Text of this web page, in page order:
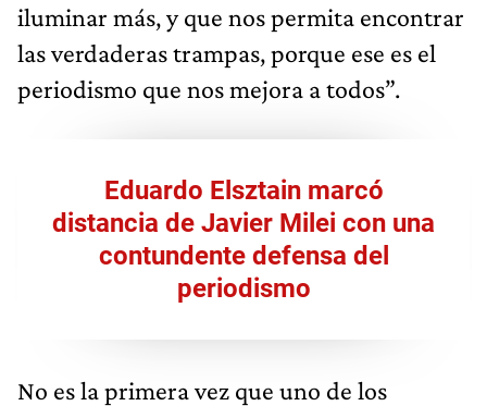
iluminar más, y que nos permita encontrar
las verdaderas trampas, porque ese es el
periodismo que nos mejora a todos”.
Eduardo Elsztain marcó
distancia de Javier Milei con una
contundente defensa del
periodismo
No es la primera vez que uno de los